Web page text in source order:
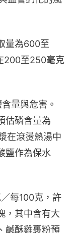
量為600至
200至250毫克
量與危害。
估磷含量為
在滾燙熱湯中
鹽作為保水
每100克，許
，其中含有大
鹹酥雞裹粉預